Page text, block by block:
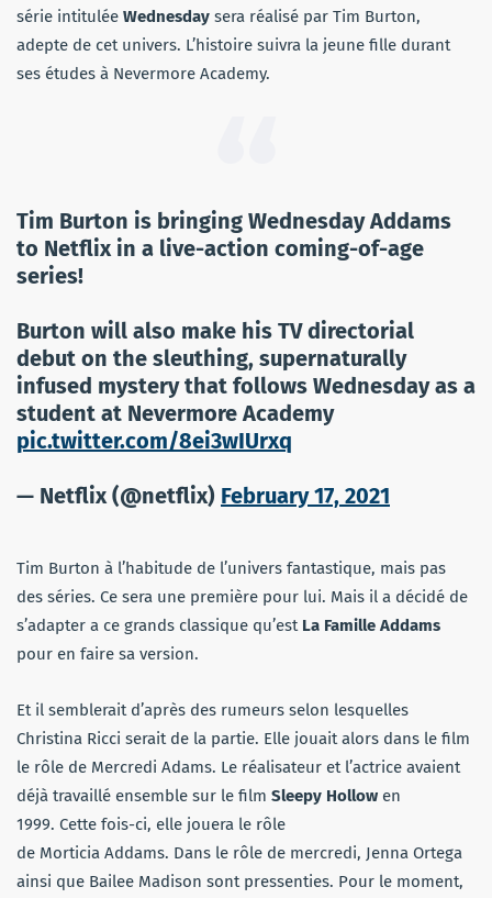
série intitulée Wednesday sera réalisé par Tim Burton,
adepte de cet univers. L’histoire suivra la jeune fille durant
ses études à Nevermore Academy.
Tim Burton is bringing Wednesday Addams
to Netflix in a live-action coming-of-age
series!
Burton will also make his TV directorial
debut on the sleuthing, supernaturally
infused mystery that follows Wednesday as a
student at Nevermore Academy
pic.twitter.com/8ei3wIUrxq
— Netflix (@netflix) February 17, 2021
Tim Burton à l’habitude de l’univers fantastique, mais pas
des séries. Ce sera une première pour lui. Mais il a décidé de
s’adapter a ce grands classique qu’est La Famille Addams
pour en faire sa version.
Et il semblerait d’après des rumeurs selon lesquelles
Christina Ricci serait de la partie. Elle jouait alors dans le film
le rôle de Mercredi Adams. Le réalisateur et l’actrice avaient
déjà travaillé ensemble sur le film Sleepy Hollow en
1999. Cette fois-ci, elle jouera le rôle
de Morticia Addams. Dans le rôle de mercredi, Jenna Ortega
ainsi que Bailee Madison sont pressenties. Pour le moment,